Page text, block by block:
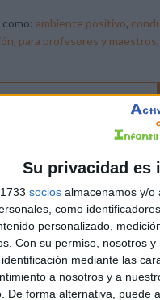
Su privacidad es
socios almacenamos y/o
como
personalizado,
Con su permiso, nosotros
mediante las
a nosotros y a
De forma alternativa, puede
ambiente positivo,
, para profesores y maestros,
Vales de
de enero se celebra el
perfecta para
emocional y la
el siguiente
y recibir abrazos en